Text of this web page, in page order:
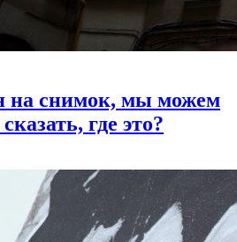
на снимок, мы можем
где это?